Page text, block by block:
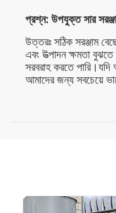
প্রশ্ন: উপযুক্ত সার
উত্তরঃ সঠিক সরঞ্জাম
এবং উত্পাদন ক্ষমতা
সরবরাহ করতে
আমাদের জন্য সবচেয়ে